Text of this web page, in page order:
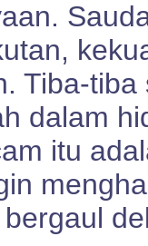
Tiba-
dalam
itu